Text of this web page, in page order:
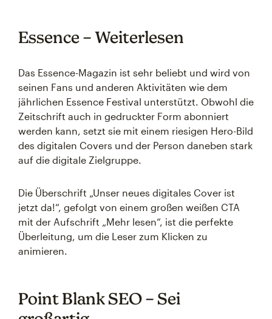
Essence – Weiterlesen
Das Essence-Magazin ist sehr beliebt und wird von
seinen Fans und anderen Aktivitäten wie dem
jährlichen Essence Festival unterstützt. Obwohl die
Zeitschrift auch in gedruckter Form abonniert
werden kann, setzt sie mit einem riesigen Hero-Bild
des digitalen Covers und der Person daneben stark
auf die digitale Zielgruppe.
Die Überschrift „Unser neues digitales Cover ist
jetzt da!“, gefolgt von einem großen weißen CTA
mit der Aufschrift „Mehr lesen“, ist die perfekte
Überleitung, um die Leser zum Klicken zu
animieren.
Point Blank SEO – Sei